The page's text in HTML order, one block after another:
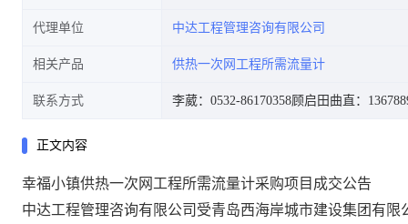
代理单位 中达工程管理咨询有限公司
相关产品 供热一次网工程所需流量计
联系方式 李葳：0532-86170358顾启田曲直：
正文内容
幸福小镇供热一次网工程所需流量计采购项目成交公告
中达工程管理咨询有限公司受青岛西海岸城市建设集团有